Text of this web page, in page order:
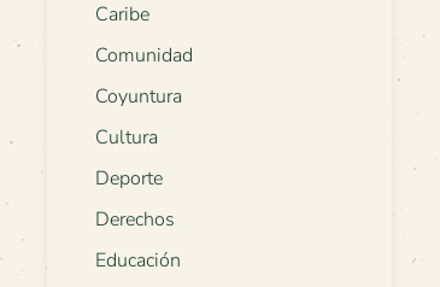
Caribe
Comunidad
Coyuntura
Cultura
Deporte
Derechos
Educación